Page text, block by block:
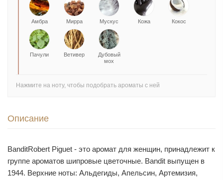
Амбра Мирра Мускус Кожа Кокос
Пачули Ветивер
Дубовый
мох
Нажмите на ноту, чтобы подобрать ароматы с ней
Описание
BanditRobert Piguet - это аромат для женщин, принадлежит к
группе ароматов шипровые цветочные. Bandit выпущен в
1944. Верхние ноты: Альдегиды, Апельсин, Артемизия,